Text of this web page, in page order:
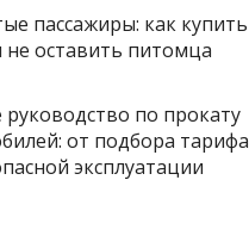
пассажиры: как купить
не оставить питомца
по прокату
от подбора тарифа
эксплуатации